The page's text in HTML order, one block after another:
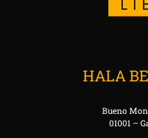
HALA
Bueno
01001 –